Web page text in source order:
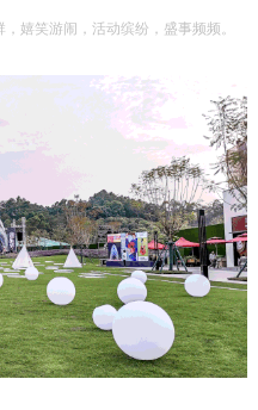
嬉笑游闹，活动缤纷，盛事频频。